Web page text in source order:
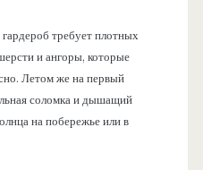
требует плотных
и ангоры, которые
Летом же на первый
соломка и дышащий
на побережье или в